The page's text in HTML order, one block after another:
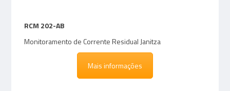
RCM 202-AB
Monitoramento de Corrente Residual Janitza
Mais informações